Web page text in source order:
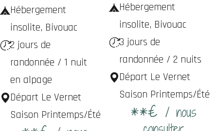
Hébergement
insolite, Bivouac
2 jours de
randonnée / 1 nuit
en alpage
Départ Le Vernet
Saison Printemps/Été
Hébergement
insolite, Bivouac
3 jours de
randonnée / 2 nuits
Départ Le Vernet
Saison Printemps/Été
**€ / nous